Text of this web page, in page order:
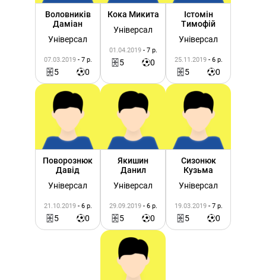
Воловників
Даміан
Універсал
07.03.2019 - 7 р.
5 0
Кока Микита
Універсал
01.04.2019 - 7 р.
5 0
Істомін
Тимофій
Універсал
25.11.2019 - 6 р.
5 0
Поворознюк
Давід
Універсал
21.10.2019 - 6 р.
5 0
Якишин
Данил
Універсал
29.09.2019 - 6 р.
5 0
Сизонюк
Кузьма
Універсал
19.03.2019 - 7 р.
5 0